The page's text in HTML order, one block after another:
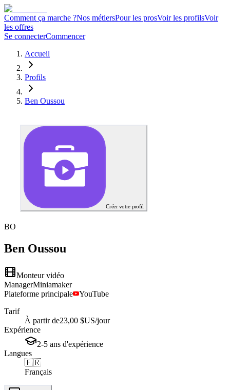
Comment ça marche ?Nos métiersPour les prosVoir les profilsVoir
les offres
Se connecterCommencer
Accueil
Profils
Ben Oussou
Créer votre profil
BO
Ben Oussou
Monteur vidéo
ManagerMiniamaker
Plateforme principale
YouTube
Tarif
À partir de23,00 $US/jour
Expérience
2-5 ans d'expérience
Langues
🇫🇷
Français